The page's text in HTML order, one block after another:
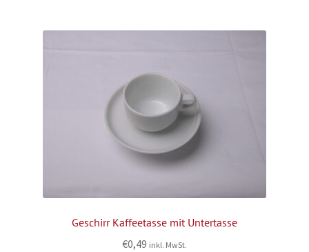
Geschirr Kaffeetasse mit Untertasse
€0,49 inkl. MwSt.